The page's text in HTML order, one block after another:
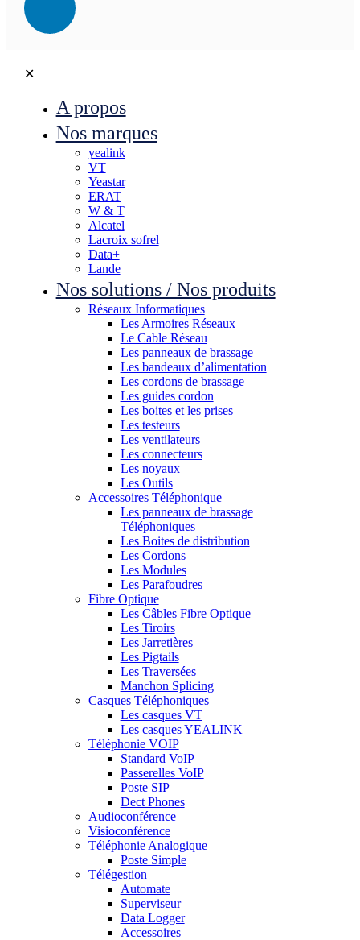
✕
A propos
Nos marques
yealink
VT
Yeastar
ERAT
W & T
Alcatel
Lacroix sofrel
Data+
Lande
Nos solutions / Nos produits
Réseaux Informatiques
Les Armoires Réseaux
Le Cable Réseau
Les panneaux de brassage
Les bandeaux d’alimentation
Les cordons de brassage
Les guides cordon
Les boites et les prises
Les testeurs
Les ventilateurs
Les connecteurs
Les noyaux
Les Outils
Accessoires Téléphonique
Les panneaux de brassage
Téléphoniques
Les Boites de distribution
Les Cordons
Les Modules
Les Parafoudres
Fibre Optique
Les Câbles Fibre Optique
Les Tiroirs
Les Jarretières
Les Pigtails
Les Traversées
Manchon Splicing
Casques Téléphoniques
Les casques VT
Les casques YEALINK
Téléphonie VOIP
Standard VoIP
Passerelles VoIP
Poste SIP
Dect Phones
Audioconférence
Visioconférence
Téléphonie Analogique
Poste Simple
Télégestion
Automate
Superviseur
Data Logger
Accessoires